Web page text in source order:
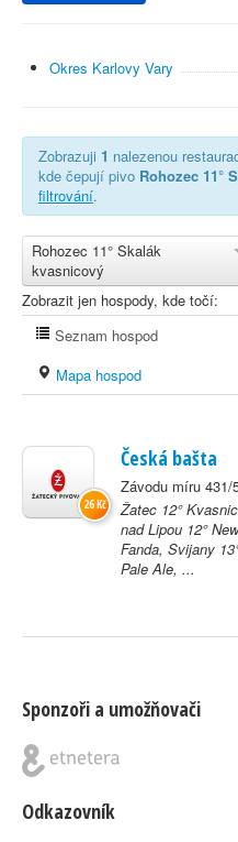
Okres Karlovy Vary
Zobrazuji 1 nalezenou
kde čepují pivo Rohozec 11°
filtrování.
Rohozec 11° Skalák
kvasnicový
Zobrazit jen hospody, kde točí:
Seznam hospod
Mapa hospod
Česká bašta
Závodu míru 431/
Žatec 12°
nad Lipou 12°
Fanda, Svijany
Pale Ale, ...
26 Kč
Sponzoři a umožňovači
Odkazovník